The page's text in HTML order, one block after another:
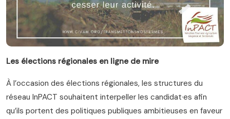
Les élections régionales en ligne de mire
À l’occasion des élections régionales, les structures du
réseau InPACT souhaitent interpeller les candidat·es afin
qu’ils portent des politiques publiques ambitieuses en faveur